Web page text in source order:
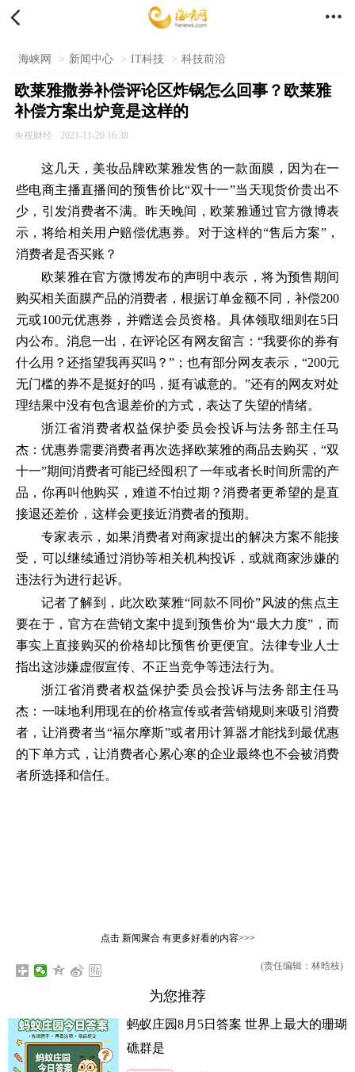
 
海峡网 > 新闻中心 > IT科技 > 科技前沿
欧莱雅撒券补偿评论区炸锅怎么回事？欧莱雅
补偿方案出炉竟是这样的
央视财经 2021-11-20 16:38
这几天，美妆品牌欧莱雅发售的一款面膜，因为在一
些电商主播直播间的预售价比“双十一”当天现货价贵出不
少，引发消费者不满。昨天晚间，欧莱雅通过官方微博表
示，将给相关用户赔偿优惠券。对于这样的“售后方案”，
消费者是否买账？
欧莱雅在官方微博发布的声明中表示，将为预售期间
购买相关面膜产品的消费者，根据订单金额不同，补偿200
元或100元优惠券，并赠送会员资格。具体领取细则在5日
内公布。消息一出，在评论区有网友留言：“我要你的券有
什么用？还指望我再买吗？”；也有部分网友表示，“200元
无门槛的券不是挺好的吗，挺有诚意的。”还有的网友对处
理结果中没有包含退差价的方式，表达了失望的情绪。
浙江省消费者权益保护委员会投诉与法务部主任马
杰：优惠券需要消费者再次选择欧莱雅的商品去购买，“双
十一”期间消费者可能已经囤积了一年或者长时间所需的产
品，你再叫他购买，难道不怕过期？消费者更希望的是直
接退还差价，这样会更接近消费者的预期。
专家表示，如果消费者对商家提出的解决方案不能接
受，可以继续通过消协等相关机构投诉，或就商家涉嫌的
违法行为进行起诉。
记者了解到，此次欧莱雅“同款不同价”风波的焦点主
要在于，官方在营销文案中提到预售价为“最大力度”，而
事实上直接购买的价格却比预售价更便宜。法律专业人士
指出这涉嫌虚假宣传、不正当竞争等违法行为。
浙江省消费者权益保护委员会投诉与法务部主任马
杰：一味地利用现在的价格宣传或者营销规则来吸引消费
者，让消费者当“福尔摩斯”或者用计算器才能找到最优惠
的下单方式，让消费者心累心寒的企业最终也不会被消费
者所选择和信任。
点击 新闻聚合有更多好看的内容>>>
(责任编辑：林晗枝)
为您推荐
蚂蚁庄园8月5日答案 世界上最大的珊瑚
礁群是